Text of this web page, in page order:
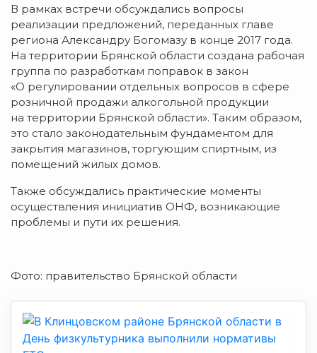
В рамках встречи обсуждались вопросы
реализации предложений, переданных главе
региона Александру Богомазу в конце 2017 года.
На территории Брянской области создана рабочая
группа по разработкам поправок в закон
«О регулировании отдельных вопросов в сфере
розничной продажи алкогольной продукции
на территории Брянской области». Таким образом,
это стало законодательным фундаментом для
закрытия магазинов, торгующим спиртным, из
помещений жилых домов.
Также обсуждались практические моменты
осуществления инициатив ОНФ, возникающие
проблемы и пути их решения.
Фото: правительство Брянской области